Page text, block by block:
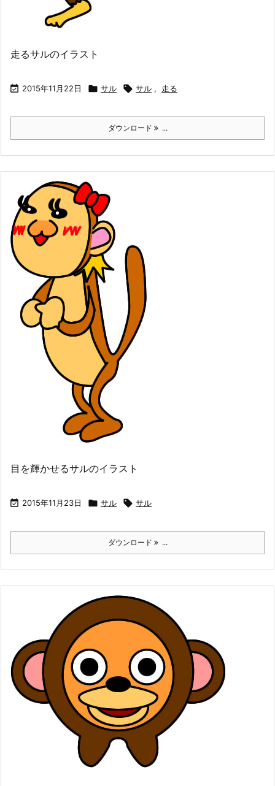
走るサルのイラスト
 2015年11月22日  サル  サル , 走る
ダウンロード ...
目を輝かせるサルのイラスト
 2015年11月23日  サル  サル
ダウンロード ...